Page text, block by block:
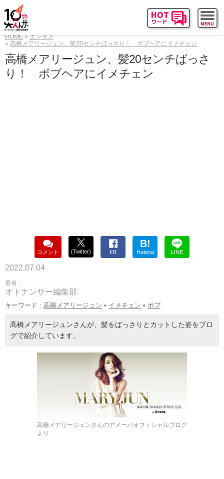
HOME
エンタメ
高橋メアリージュン、髪20センチばっさり！ ボブヘアにイメチェン
高橋メアリージュン、髪20センチばっさ
り！ ボブヘアにイメチェン
コメント (Twitter) FB
B!
Hatena LINE
2022.07.04
著者 :
オトナンサー編集部
キーワード : 高橋メアリージュン • イメチェン • ボブ
高橋メアリージュンさんが、髪をばっさりとカットした姿をブロ
グで紹介しています。
高橋メアリージュンさんのアメーバオフィシャルブログ
より